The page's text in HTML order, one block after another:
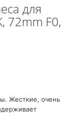
для
72mm F0,
Жесткие, очень